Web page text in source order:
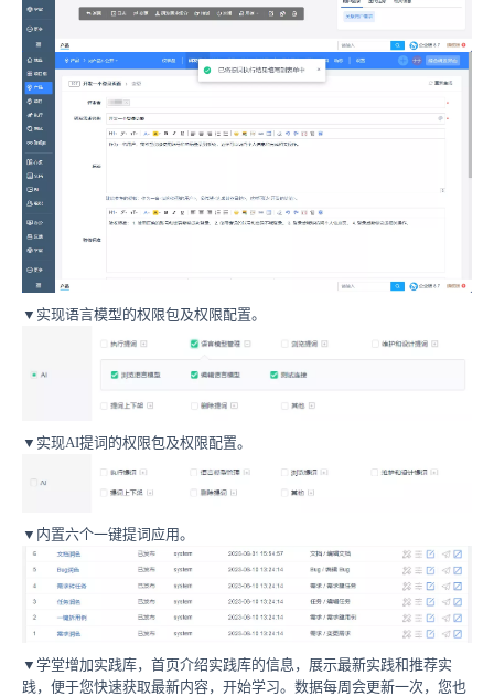
▼实现语言模型的权限包及权限配置。
▼ 实现AI提词的权限包及权限配置。
▼内置六个一键提词应用。
▼学堂增加实践库，首页介绍实践库的信息，展示最新实践和推荐实
践，便于您快速获取最新内容，开始学习。数据每周会更新一次，您也